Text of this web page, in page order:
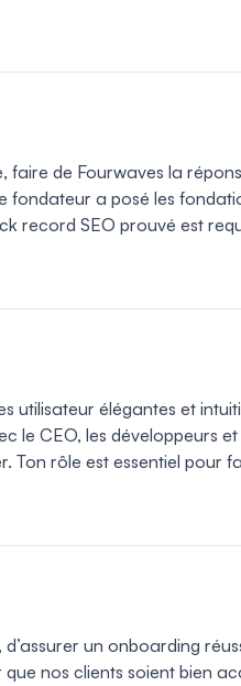
de Fourwaves la
fondateur a posé les
record SEO prouvé est
utilisateur élégantes et
le CEO, les développeurs
Ton rôle est essentiel pour
un onboarding
nos clients soient bien